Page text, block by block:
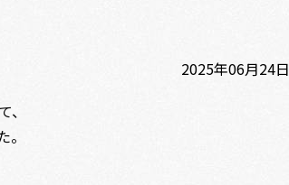
2025年06月24日